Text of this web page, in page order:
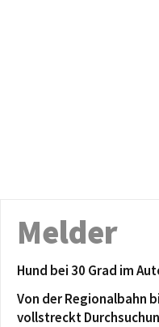
Melder
Hund bei 30 Grad im
Von der Regionalbahn
vollstreckt